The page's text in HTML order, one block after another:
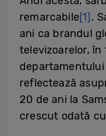
remarcabile[1] .
ani ca brandul
televizoarelor,
departamentului
reflectează
20 de ani la
crescut odată